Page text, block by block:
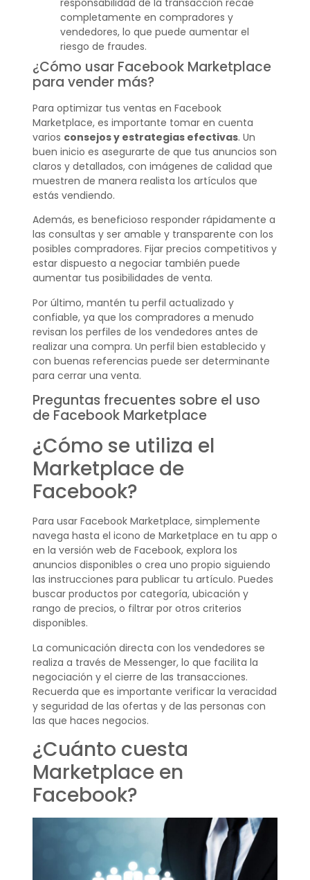
completamente en compradores y
vendedores, lo que puede aumentar el
riesgo de fraudes.
¿Cómo usar Facebook Marketplace
para vender más?
Para optimizar tus ventas en Facebook
Marketplace, es importante tomar en cuenta
varios consejos y estrategias efectivas. Un
buen inicio es asegurarte de que tus anuncios son
claros y detallados, con imágenes de calidad que
muestren de manera realista los artículos que
estás vendiendo.
Además, es beneficioso responder rápidamente a
las consultas y ser amable y transparente con los
posibles compradores. Fijar precios competitivos y
estar dispuesto a negociar también puede
aumentar tus posibilidades de venta.
Por último, mantén tu perfil actualizado y
confiable, ya que los compradores a menudo
revisan los perfiles de los vendedores antes de
realizar una compra. Un perfil bien establecido y
con buenas referencias puede ser determinante
para cerrar una venta.
Preguntas frecuentes sobre el uso
de Facebook Marketplace
¿Cómo se utiliza el
Marketplace de
Facebook?
Para usar Facebook Marketplace, simplemente
navega hasta el icono de Marketplace en tu app o
en la versión web de Facebook, explora los
anuncios disponibles o crea uno propio siguiendo
las instrucciones para publicar tu artículo. Puedes
buscar productos por categoría, ubicación y
rango de precios, o filtrar por otros criterios
disponibles.
La comunicación directa con los vendedores se
realiza a través de Messenger, lo que facilita la
negociación y el cierre de las transacciones.
Recuerda que es importante verificar la veracidad
y seguridad de las ofertas y de las personas con
las que haces negocios.
¿Cuánto cuesta
Marketplace en
Facebook?